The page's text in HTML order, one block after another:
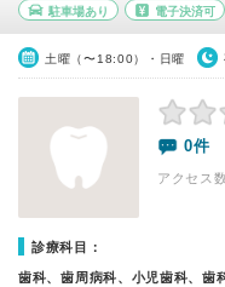
駐車場あり 電子決済可
土曜（〜18:00）・日曜
0件
アクセス
診療科目：
歯科、歯周病科、小児歯科、歯